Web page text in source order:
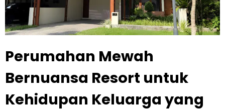
Perumahan Mewah
Bernuansa Resort untuk
Kehidupan Keluarga yang